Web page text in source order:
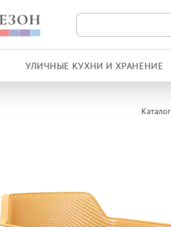
УЛИЧНЫЕ КУХНИ И ХРАНЕНИЕ
Каталог